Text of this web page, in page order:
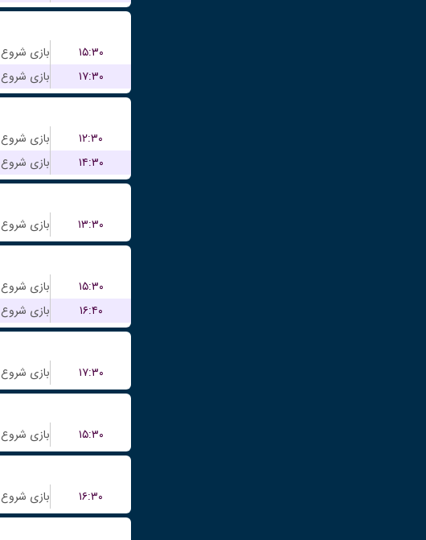
۱۵:۳۰
۱۷:۳۰
۱۲:۳۰
۱۴:۳۰
۱۳:۳۰
۱۵:۳۰
۱۶:۴۰
۱۷:۳۰
۱۵:۳۰
۱۶:۳۰